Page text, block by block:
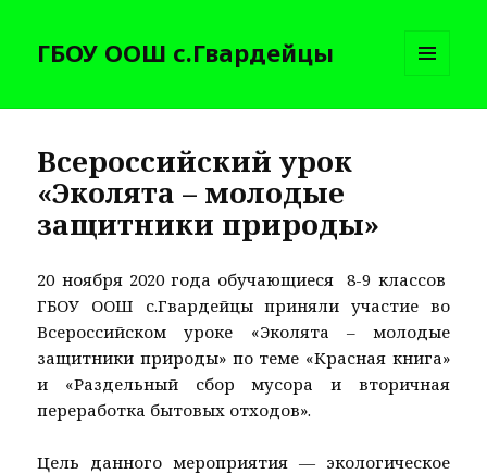
ГБОУ ООШ с.Гвардейцы
И
Всероссийский урок
«Эколята – молодые
защитники природы»
20 ноября 2020 года обучающиеся 8-9 классов
ГБОУ ООШ с.Гвардейцы приняли участие во
Всероссийском уроке «Эколята – молодые
защитники природы» по теме «Красная книга»
и «Раздельный сбор мусора и вторичная
переработка бытовых отходов».
Цель данного мероприятия — экологическое